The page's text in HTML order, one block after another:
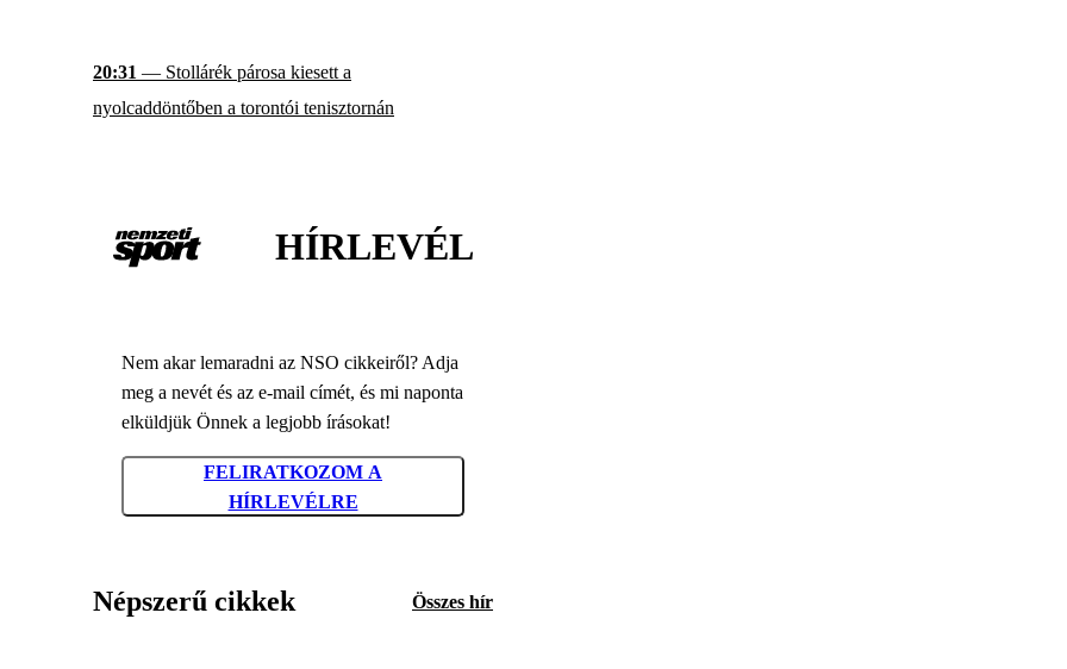
20:31 — Stollárék párosa kiesett a
nyolcaddöntőben a torontói tenisztornán
HÍRLEVÉL
Nem akar lemaradni az NSO cikkeiről? Adja
meg a nevét és az e-mail címét, és mi naponta
elküldjük Önnek a legjobb írásokat!
FELIRATKOZOM A
HÍRLEVÉLRE
Népszerű cikkek Összes hír